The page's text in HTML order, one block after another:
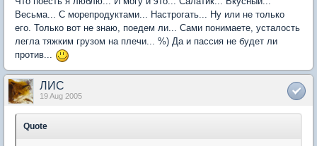
Весьма... С морепродуктами... Настрогать... Ну или не только
его. Только вот не знаю, поедем ли... Сами понимаете, усталость
легла тяжким грузом на плечи... %) Да и пассия не будет ли
против...
ЛИС
19 Aug 2005
Quote